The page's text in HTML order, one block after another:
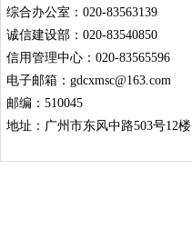
综合办公室：020-83563139
诚信建设部：020-83540850
信用管理中心：020-83565596
电子邮箱： gdcxmsc@163.com
邮编：510045
地址：广州市东风中路503号12楼